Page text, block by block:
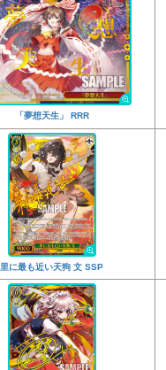
「夢想天生」 RRR
里に最も近い天狗 文 SSP